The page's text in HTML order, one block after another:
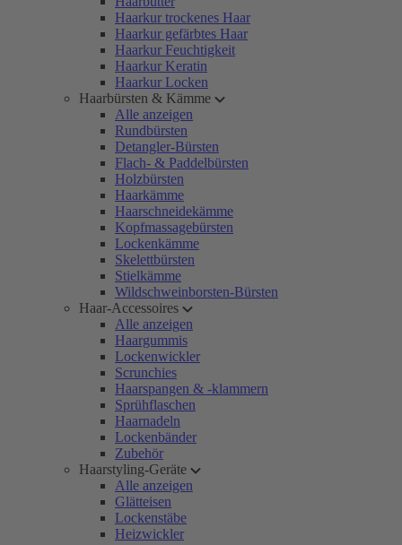
Haarkur trockenes Haar
Haarkur gefärbtes Haar
Haarkur Feuchtigkeit
Haarkur Keratin
Haarkur Locken
Haarbürsten & Kämme
Alle anzeigen
Rundbürsten
Detangler-Bürsten
Flach- & Paddelbürsten
Holzbürsten
Haarkämme
Haarschneidekämme
Kopfmassagebürsten
Lockenkämme
Skelettbürsten
Stielkämme
Wildschweinborsten-Bürsten
Haar-Accessoires
Alle anzeigen
Haargummis
Lockenwickler
Scrunchies
Haarspangen & -klammern
Sprühflaschen
Haarnadeln
Lockenbänder
Zubehör
Haarstyling-Geräte
Alle anzeigen
Glätteisen
Lockenstäbe
Heizwickler